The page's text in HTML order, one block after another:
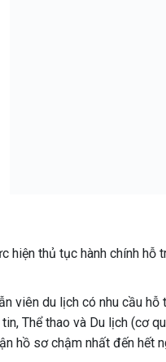
hiện thủ tục hành chính
viên du lịch có nhu cầu
tin, Thể thao và Du lịch (cơ
hồ sơ chậm nhất đến hết